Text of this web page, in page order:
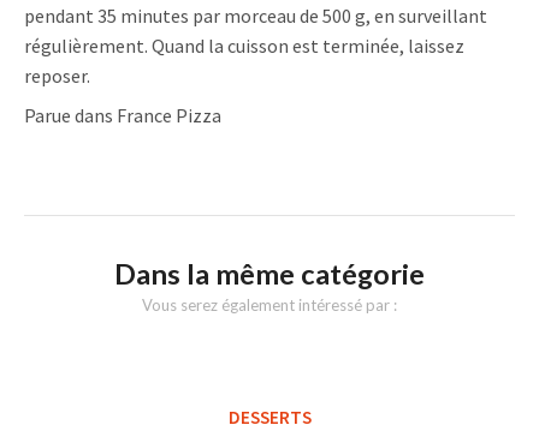
pendant 35 minutes par morceau de 500 g, en surveillant
régulièrement. Quand la cuisson est terminée, laissez
reposer.
Parue dans France Pizza
Dans la même catégorie
Vous serez également intéressé par :
DESSERTS